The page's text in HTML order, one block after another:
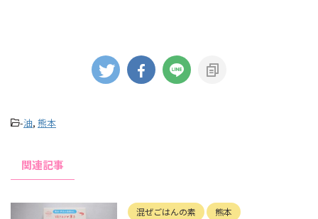
-油, 熊本
関連記事
混ぜごはんの素 熊本